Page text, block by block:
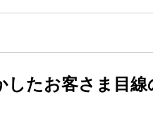
したお客さま目